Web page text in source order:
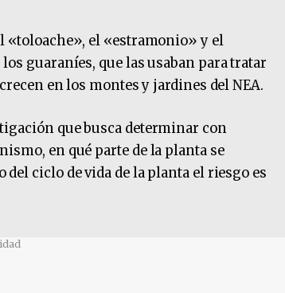
«toloache», el «estramonio» y el
guaraníes, que las usaban para tratar
en los montes y jardines del NEA.
que busca determinar con
en qué parte de la planta se
ciclo de vida de la planta el riesgo es